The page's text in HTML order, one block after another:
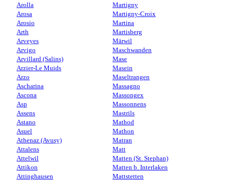
Arolla
Arosa
Arosio
Arth
Arveyes
Arvigo
Arvillard (Salins)
Arzier-Le Muids
Arzo
Ascharina
Ascona
Asp
Assens
Astano
Asuel
Athenaz (Avusy)
Attalens
Attelwil
Attikon
Attinghausen
Martigny
Martigny-Croix
Martina
Martisberg
Märwil
Maschwanden
Mase
Masein
Maseltrangen
Massagno
Massongex
Massonnens
Mastrils
Mathod
Mathon
Matran
Matt
Matten (St. Stephan)
Matten b. Interlaken
Mattstetten